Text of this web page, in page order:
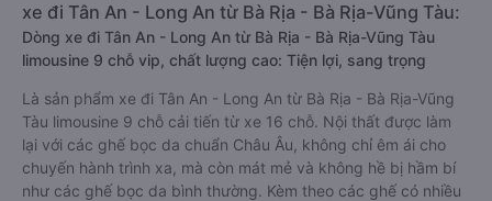
xe đi Tân An - Long An từ Bà Rịa - Bà Rịa-Vũng Tàu:
Dòng xe đi Tân An - Long An từ Bà Rịa - Bà Rịa-Vũng Tàu
limousine 9 chỗ vip, chất lượng cao: Tiện lợi, sang trọng
Là sản phẩm xe đi Tân An - Long An từ Bà Rịa - Bà Rịa-Vũng
Tàu limousine 9 chỗ cải tiến từ xe 16 chỗ. Nội thất được làm
lại với các ghế bọc da chuẩn Châu Âu, không chỉ êm ái cho
chuyến hành trình xa, mà còn mát mẻ và không hề bị hầm bí
như các ghế bọc da bình thường. Kèm theo các ghế có nhiều